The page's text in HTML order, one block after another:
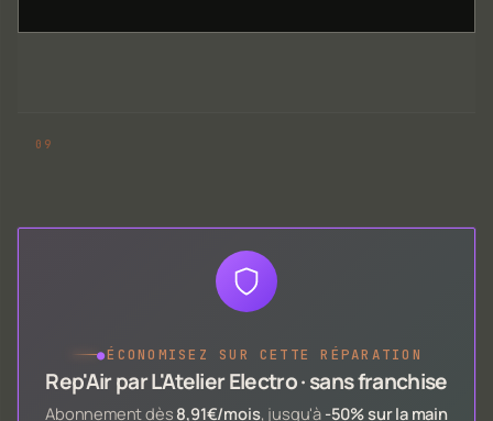
●ÉCONOMISEZ SUR CETTE RÉPARATION
Rep'Air par L'Atelier Electro · sans franchise
Abonnement dès 8,91€/mois, jusqu'à -50% sur la main